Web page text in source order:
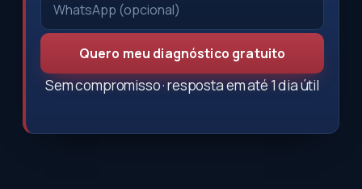
Quero meu diagnóstico gratuito
Sem compromisso · resposta em até 1 dia útil